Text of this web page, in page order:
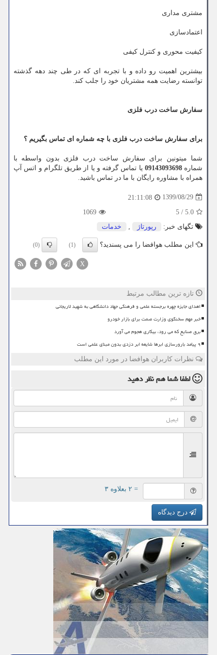
مشتری مداری
اعتمادسازی
کیفیت محوری و کنترل کیفی
بیشترین اهمیت رو داده و با تجربه ای که در طی چند دهه گذشته
توانسته رضایت همه مشتریان خود را جلب کند.
سفارش ساخت درب فلزی
برای سفارش ساخت درب فلزی با چه شماره ای تماس بگیریم ؟
شما میتونین برای سفارش ساخت درب فلزی بدون واسطه با
شماره09143093698 یا تماس گرفته و یا از طریق تلگرام و اتس آپ
همراه با مشاوره رایگان با ما در تماس باشید.
1399/08/29
21:11:08
5.0
/
5
1069
تگهای خبر:
رپورتاژ , خدمات
این مطلب هوافضا را می پسندید؟ (1)
(0)
X
تازه ترین مطالب مرتبط
اهدای جایزه چهره برجسته علمی و فرهنگی جهاد دانشگاهی به شهید لاریجانی
خبر مهم سخنگوی وزارت صمت برای بازار خودرو
برق صنایع که می رود، بیکاری هجوم می آورد
۹ پیامد بارورسازی ابرها شایعه ابر دزدی بدون مبنای علمی است
نظرات کاربران هوافضا در مورد این مطلب
لطفا شما همنظر دهید
= ۲ بعلاوه ۳
درج دیدگاه